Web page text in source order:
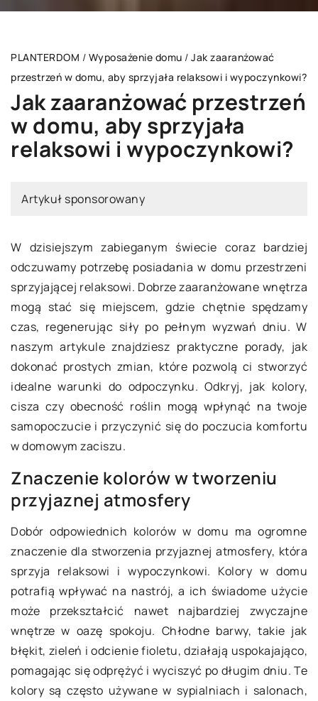
PLANTERDOM / Wyposażenie domu / Jak zaaranżować
przestrzeń w domu, aby sprzyjała relaksowi i wypoczynkowi?
Jak zaaranżować przestrzeń
w domu, aby sprzyjała
relaksowi i wypoczynkowi?
Artykuł sponsorowany
W dzisiejszym zabieganym świecie coraz bardziej
odczuwamy potrzebę posiadania w domu przestrzeni
sprzyjającej relaksowi. Dobrze zaaranżowane wnętrza
mogą stać się miejscem, gdzie chętnie spędzamy
czas, regenerując siły po pełnym wyzwań dniu. W
naszym artykule znajdziesz praktyczne porady, jak
dokonać prostych zmian, które pozwolą ci stworzyć
idealne warunki do odpoczynku. Odkryj, jak kolory,
cisza czy obecność roślin mogą wpłynąć na twoje
samopoczucie i przyczynić się do poczucia komfortu
w domowym zaciszu.
Znaczenie kolorów w tworzeniu
przyjaznej atmosfery
Dobór odpowiednich kolorów w domu ma ogromne
znaczenie dla stworzenia przyjaznej atmosfery, która
sprzyja relaksowi i wypoczynkowi. Kolory w domu
potrafią wpływać na nastrój, a ich świadome użycie
może przekształcić nawet najbardziej zwyczajne
wnętrze w oazę spokoju. Chłodne barwy, takie jak
błękit, zieleń i odcienie fioletu, działają uspokajająco,
pomagając się odprężyć i wyciszyć po długim dniu. Te
kolory są często używane w sypialniach i salonach,